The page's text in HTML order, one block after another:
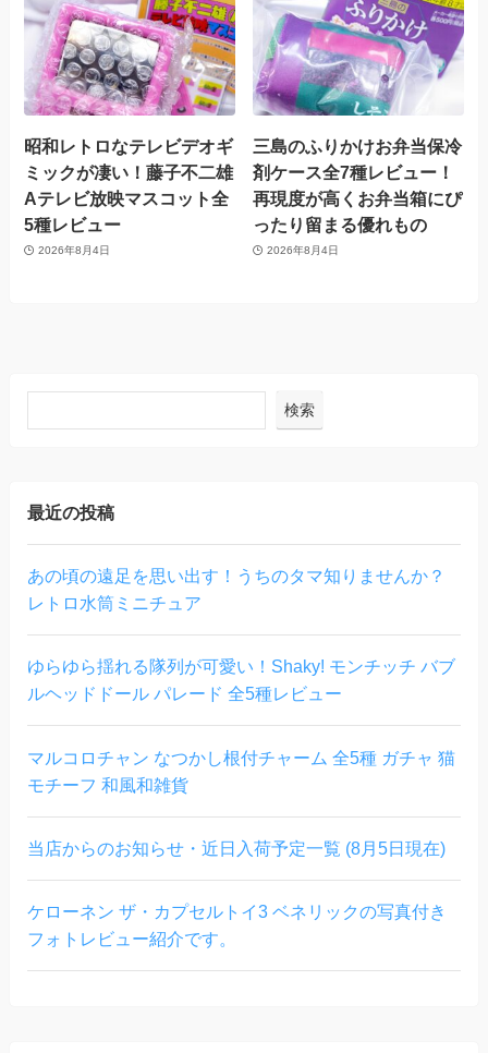
昭和レトロなテレビデオギ
ミックが凄い！藤子不二雄
Aテレビ放映マスコット全
5種レビュー
2026年8月4日
三島のふりかけお弁当保冷
剤ケース全7種レビュー！
再現度が高くお弁当箱にぴ
ったり留まる優れもの
2026年8月4日
検索
最近の投稿
あの頃の遠足を思い出す！うちのタマ知りませんか？
レトロ水筒ミニチュア
ゆらゆら揺れる隊列が可愛い！Shaky! モンチッチ バブ
ルヘッドドール パレード 全5種レビュー
マルコロチャン なつかし根付チャーム 全5種 ガチャ 猫
モチーフ 和風和雑貨
当店からのお知らせ・近日入荷予定一覧 (8月5日現在)
ケローネン ザ・カプセルトイ3 ベネリックの写真付き
フォトレビュー紹介です。